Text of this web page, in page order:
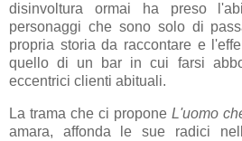
disinvoltura ormai ha preso
personaggi che sono solo di
propria storia da raccontare e
quello di un bar in cui farsi
eccentrici clienti abituali.
La trama che ci propone L'uomo
amara, affonda le sue radici